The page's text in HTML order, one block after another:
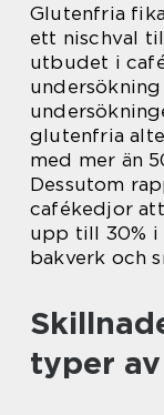
Glutenfria
ett nischval
utbudet i
glutenfria
med mer än
Dessutom
cafékedjor
upp till 30% i
bakverk och
typer